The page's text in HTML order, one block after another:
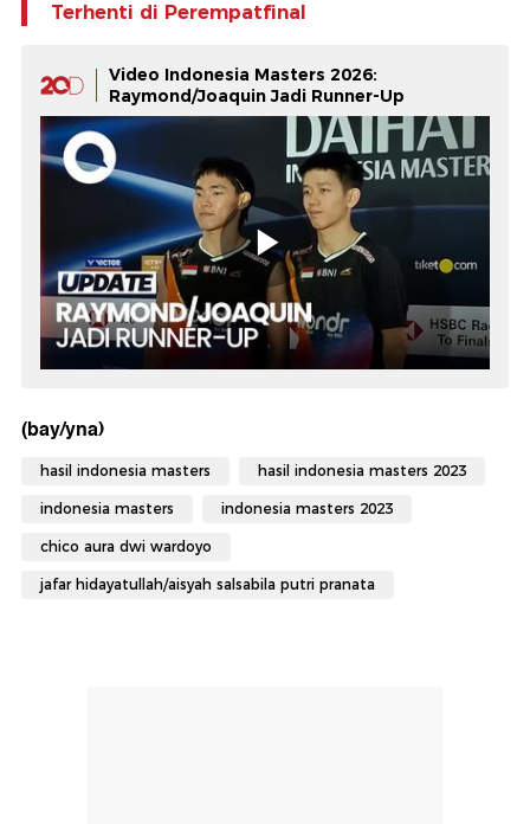
Terhenti di Perempatfinal
Video Indonesia Masters 2026:
Raymond/Joaquin Jadi Runner-Up
(bay/yna)
hasil indonesia masters hasil indonesia masters 2023
indonesia masters indonesia masters 2023
chico aura dwi wardoyo
jafar hidayatullah/aisyah salsabila putri pranata